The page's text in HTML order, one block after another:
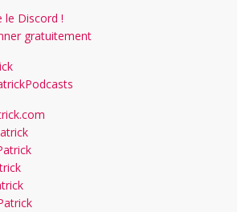
le Discord !
gratuitement